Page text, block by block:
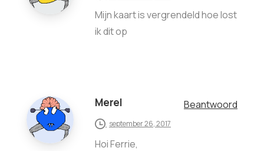
Mijn kaart is vergrendeld hoe lost
ik dit op
Merel Beantwoord
september 26, 2017
Hoi Ferrie,